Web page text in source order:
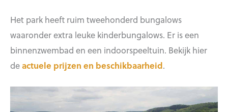
Het park heeft ruim tweehonderd bungalows
waaronder extra leuke kinderbungalows. Er is een
binnenzwembad en een indoorspeeltuin. Bekijk hier
deactuele prijzen en beschikbaarheid.